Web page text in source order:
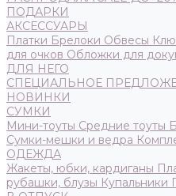
ПОДАРКИ
АКСЕССУАРЫ
Платки Брелоки Обвесы
для очков Обложки для
ДЛЯ НЕГО
СПЕЦИАЛЬНОЕ
НОВИНКИ
СУМКИ
Мини-тоуты Средние тоуты
Сумки-мешки и ведра
ОДЕЖДА
Жакеты, юбки, кардиганы
рубашки, блузы Купальники